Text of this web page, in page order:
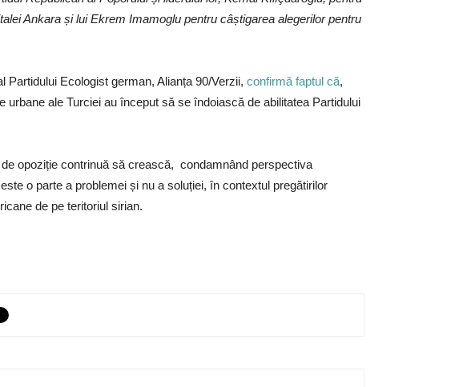
Ankara și lui Ekrem Imamoglu pentru câștigarea alegerilor pentru
Partidului Ecologist german, Alianța 90/Verzii, confirmă faptul că,
ale Turciei au început să se îndoiască de abilitatea Partidului
opoziție contrinuă să crească, condamnând perspectiva
o parte a problemei și nu a soluției, în contextul pregătirilor
de pe teritoriul sirian.